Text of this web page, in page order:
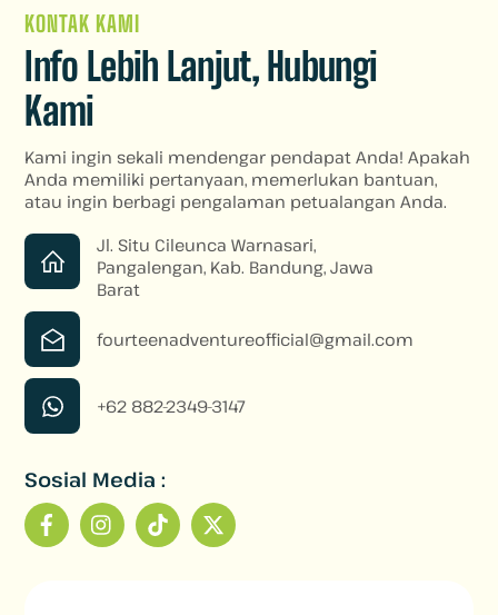
KONTAK KAMI
Info Lebih Lanjut, Hubungi
Kami
Kami ingin sekali mendengar pendapat Anda! Apakah
Anda memiliki pertanyaan, memerlukan bantuan,
atau ingin berbagi pengalaman petualangan Anda.
Jl. Situ Cileunca Warnasari,
Pangalengan, Kab. Bandung, Jawa
Barat
fourteenadventureofficial@gmail.com
+62 882-2349-3147
Sosial Media :